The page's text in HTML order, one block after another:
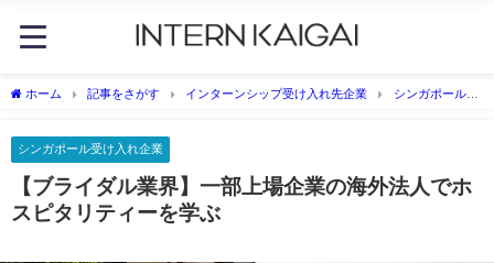
ホーム 記事をさがす インターンシップ受け入れ先企業
シンガポール受
シンガポール受け入れ企業
【ブライダル業界】一部上場企業の海外法人でホ
スピタリティーを学ぶ